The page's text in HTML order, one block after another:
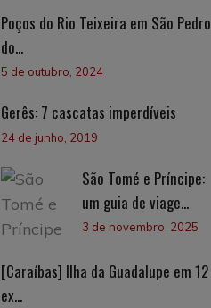
Poços do Rio Teixeira em São Pedro
do...
5 de outubro, 2024
Gerês: 7 cascatas imperdíveis
24 de junho, 2019
São Tomé e Príncipe:
um guia de viage...
3 de novembro, 2025
[Caraíbas] Ilha da Guadalupe em 12
ex...